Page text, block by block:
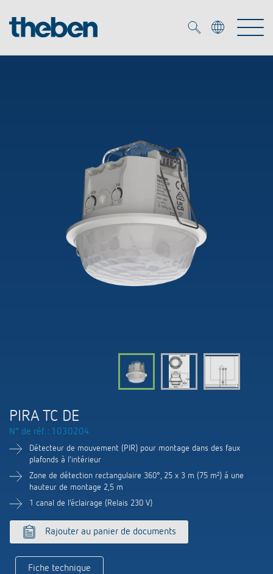
Smart Home
Détecteurs de présence et de mouvement
Spots LED
Solutions OEM
Experts OEM
Références
Contrôle du temps et de la lumière
Commande d'éclairage DALI-2
Systèmes KNX
Détecteurs de présence et de mouvement
Commutation et variation fiables des LED
Aérez correctement: les capteurs de CO2
Régulation de la température
Références
Médiathèque
Catalogues et prospectus
Communiqué de presse
BIM-Portail
Design
Historique
Distribution dans le monde
Aide au Choix
PIRA TC DE
N° de réf.: 1030204
Détecteur de mouvement (PIR) pour montage dans des faux
plafonds à l‘intérieur
Zone de détection rectangulaire 360°, 25 x 3 m (75 m²) á une
hauteur de montage 2,5 m
1 canal de l‘éclairage (Relais 230 V)
Rajouter au panier de documents
Fiche technique